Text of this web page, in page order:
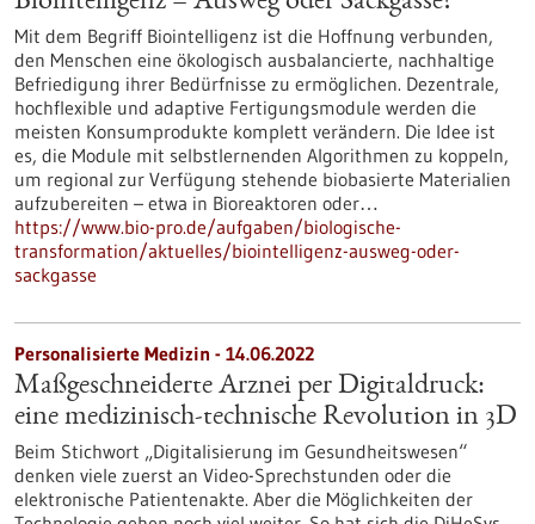
Mit dem Begriff Biointelligenz ist die Hoffnung verbunden,
den Menschen eine ökologisch ausbalancierte, nachhaltige
Befriedigung ihrer Bedürfnisse zu ermöglichen. Dezentrale,
hochflexible und adaptive Fertigungsmodule werden die
meisten Konsumprodukte komplett verändern. Die Idee ist
es, die Module mit selbstlernenden Algorithmen zu koppeln,
um regional zur Verfügung stehende biobasierte Materialien
aufzubereiten – etwa in Bioreaktoren oder…
https://www.bio-pro.de/aufgaben/biologische-
transformation/aktuelles/biointelligenz-ausweg-oder-
sackgasse
Personalisierte Medizin - 14.06.2022
Maßgeschneiderte Arznei per Digitaldruck:
eine medizinisch-technische Revolution in 3D
Beim Stichwort „Digitalisierung im Gesundheitswesen“
denken viele zuerst an Video-Sprechstunden oder die
elektronische Patientenakte. Aber die Möglichkeiten der